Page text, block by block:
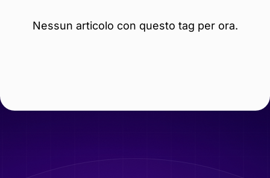
Nessun articolo con questo tag per ora.